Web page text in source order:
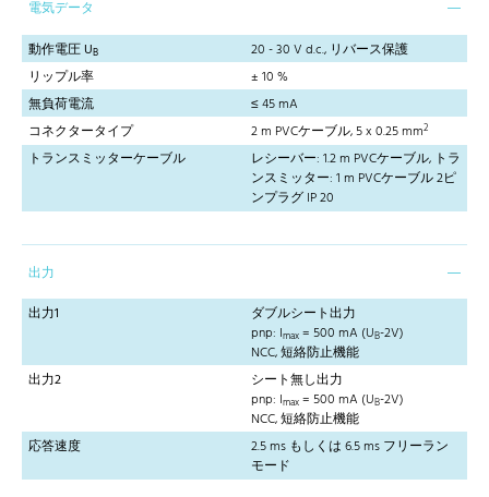
電気データ
動作電圧 UB
20 - 30 V d.c., リバース保護
リップル率
± 10 %
無負荷電流
≤ 45 mA
コネクタータイプ
2 m PVCケーブル, 5 x 0.25 mm2
トランスミッターケーブル
レシーバー: 1.2 m PVCケーブル, トラ
ンスミッター: 1 m PVCケーブル 2ピ
ンプラグ IP 20
出力
出力1
ダブルシート出力
pnp: Imax = 500 mA (UB-2V)
NCC, 短絡防止機能
出力2
シート無し出力
pnp: Imax = 500 mA (UB-2V)
NCC, 短絡防止機能
応答速度
2.5 ms もしくは 6.5 ms フリーラン
モード